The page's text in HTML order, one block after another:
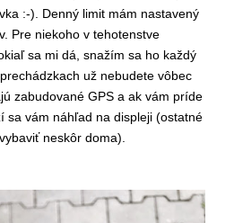
:-). Denný limit mám nastavený
Pre niekoho v tehotenstve
sa mi dá, snažím sa ho každý
už nebudete vôbec
zabudované GPS a ak vám príde
sa vám náhľad na displeji (ostatné
neskôr doma).